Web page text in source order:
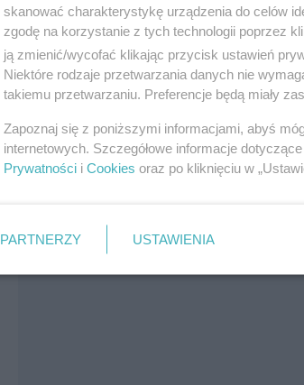
skanować charakterystykę urządzenia do celów
zgodę na korzystanie z tych technologii poprzez
ją zmienić/wycofać klikając przycisk ustawień
Niektóre rodzaje przetwarzania danych nie
takiemu przetwarzaniu. Preferencje będą miały
Zapoznaj się z poniższymi informacjami, abyś
internetowych. Szczegółowe informacje
Prywatności i Cookies oraz po kliknięciu w
PARTNERZY USTAWIENIA